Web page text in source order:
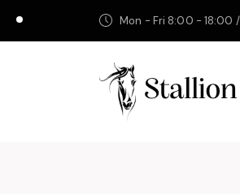
Mon - Fri 8:00 - 18:00